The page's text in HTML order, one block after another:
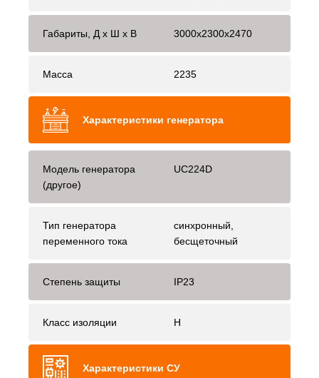
Габариты, Д x Ш x В 3000x2300x2470
Масса 2235
Характеристики генератора
Модель генератора
(другое)
UC224D
Тип генератора
переменного тока
синхронный,
бесщеточный
Степень защиты IP23
Класс изоляции H
Характеристики СУ